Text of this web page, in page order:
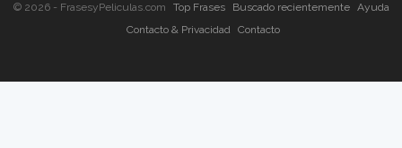
© 2026 - FrasesyPeliculas.com Top Frases Buscado recientemente
Ayuda
Contacto & Privacidad
Contacto